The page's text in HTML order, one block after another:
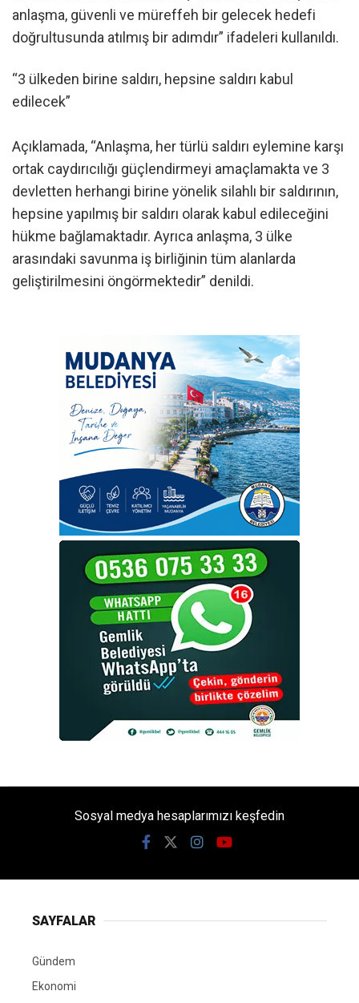
anlaşma, güvenli ve müreffeh bir gelecek hedefi
doğrultusunda atılmış bir adımdır” ifadeleri kullanıldı.
“3 ülkeden birine saldırı, hepsine saldırı kabul
edilecek”
Açıklamada, “Anlaşma, her türlü saldırı eylemine karşı
ortak caydırıcılığı güçlendirmeyi amaçlamakta ve 3
devletten herhangi birine yönelik silahlı bir saldırının,
hepsine yapılmış bir saldırı olarak kabul edileceğini
hükme bağlamaktadır. Ayrıca anlaşma, 3 ülke
arasındaki savunma iş birliğinin tüm alanlarda
geliştirilmesini öngörmektedir” denildi.
Sosyal medya hesaplarımızı keşfedin
SAYFALAR
Gündem
Ekonomi